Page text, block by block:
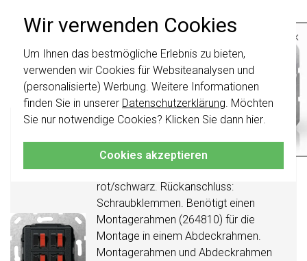
Wir verwenden Cookies
Um Ihnen das bestmögliche Erlebnis zu bieten,
verwenden wir Cookies für Websiteanalysen und
(personalisierte) Werbung. Weitere Informationen
finden Sie in unserer Datenschutzerklärung . Möchten
Sie nur notwendige Cookies? Klicken Sie dann hier
Cookies akzeptieren
am Montag verschickt*
3 stuk(s)
30,95 +
- In den Warenkorb
Gira Lautsprecheranschluss 4fach schwarz
Lautsprecheranschluss 4fach.
Frontanschluss: Steckklemmen,
rot/schwarz. Rückanschluss:
Schraubklemmen. Benötigt einen
Montagerahmen (264810) für die
Montage in einem Abdeckrahmen.
Montagerahmen und Abdeckrahmen
×
Wichtig: Gira Schalter und
Schalterwippen wurden erneuert. Sie sind
2024 kombinierbar.
Klicken Sie hier
für weitere Informationen,
damit Sie immer das Richtige bestellen.